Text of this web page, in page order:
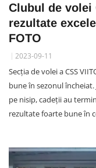
Clubul de volei
rezultate
FOTO
2023-09-11
Secția de volei a CSS
bune în sezonul
pe nisip, cadeții au
rezultate foarte bune în